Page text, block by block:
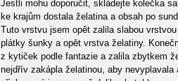
Jestli mohu doporučit, skládejte kolečka
ke krajům dostala želatina a obsah po
Tuto vrstvu jsem opět zalila slabou
plátky šunky a opět vrstva želatiny.
z kytiček podle fantazie a zalila zbytkem
nejdřív zakápla želatinou, aby